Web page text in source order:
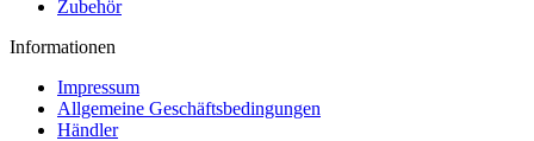
Zubehör
Informationen
Impressum
Allgemeine Geschäftsbedingungen
Händler